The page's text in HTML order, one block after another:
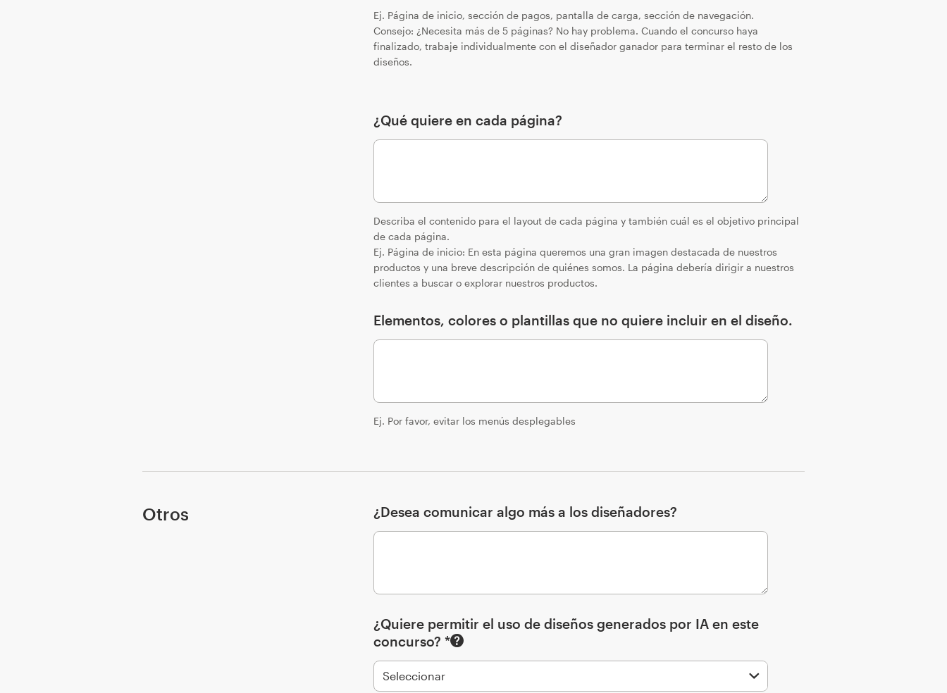
Ej. Página de inicio, sección de pagos, pantalla de carga, sección de navegación.
Consejo: ¿Necesita más de 5 páginas? No hay problema. Cuando el concurso haya
finalizado, trabaje individualmente con el diseñador ganador para terminar el resto de los
diseños.
¿Qué quiere en cada página?
Describa el contenido para el layout de cada página y también cuál es el objetivo principal
de cada página.
Ej. Página de inicio: En esta página queremos una gran imagen destacada de nuestros
productos y una breve descripción de quiénes somos. La página debería dirigir a nuestros
clientes a buscar o explorar nuestros productos.
Elementos, colores o plantillas que no quiere incluir en el diseño.
Ej. Por favor, evitar los menús desplegables
Otros ¿Desea comunicar algo más a los diseñadores?
¿Quiere permitir el uso de diseños generados por IA en este
concurso? *